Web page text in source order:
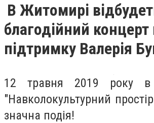
В Житомирі
благодійний концерт
підтримку Валерія
12 травня 2019 року в
"Навколокультурний
значна подія!